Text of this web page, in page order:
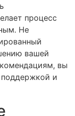
процесс
Не
вашей
вы
и